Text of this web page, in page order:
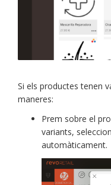
Si els productes tenen
maneres:
Prem sobre el
variants,
automàticament.